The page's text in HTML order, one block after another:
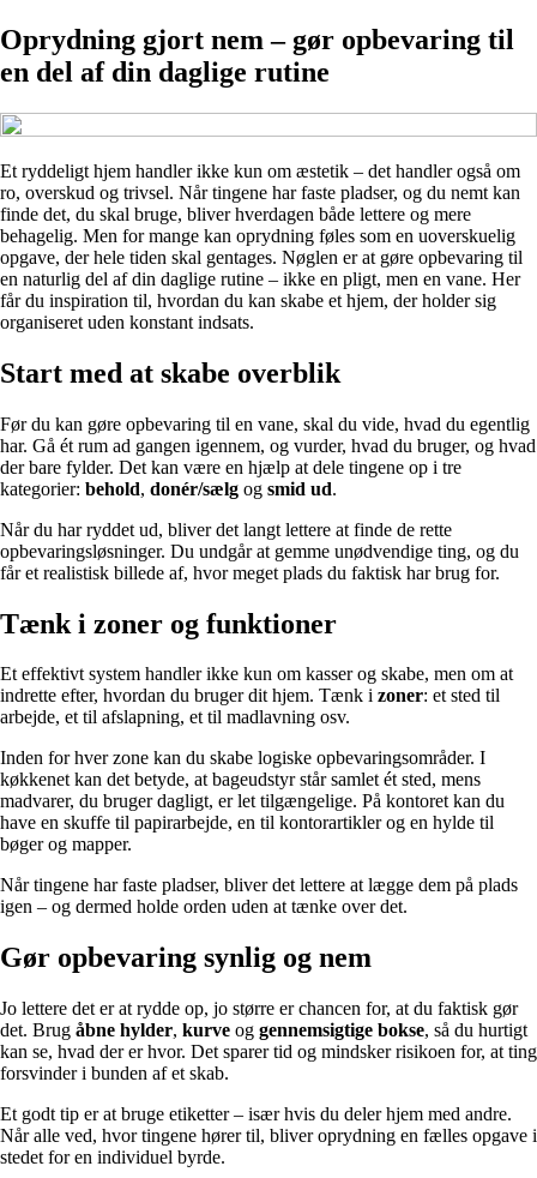
Oprydning gjort nem – gør opbevaring til
en del af din daglige rutine
Et ryddeligt hjem handler ikke kun om æstetik – det handler også om
ro, overskud og trivsel. Når tingene har faste pladser, og du nemt kan
finde det, du skal bruge, bliver hverdagen både lettere og mere
behagelig. Men for mange kan oprydning føles som en uoverskuelig
opgave, der hele tiden skal gentages. Nøglen er at gøre opbevaring til
en naturlig del af din daglige rutine – ikke en pligt, men en vane. Her
får du inspiration til, hvordan du kan skabe et hjem, der holder sig
organiseret uden konstant indsats.
Start med at skabe overblik
Før du kan gøre opbevaring til en vane, skal du vide, hvad du egentlig
har. Gå ét rum ad gangen igennem, og vurder, hvad du bruger, og hvad
der bare fylder. Det kan være en hjælp at dele tingene op i tre
kategorier: behold, donér/sælg og smid ud.
Når du har ryddet ud, bliver det langt lettere at finde de rette
opbevaringsløsninger. Du undgår at gemme unødvendige ting, og du
får et realistisk billede af, hvor meget plads du faktisk har brug for.
Tænk i zoner og funktioner
Et effektivt system handler ikke kun om kasser og skabe, men om at
indrette efter, hvordan du bruger dit hjem. Tænk i zoner: et sted til
arbejde, et til afslapning, et til madlavning osv.
Inden for hver zone kan du skabe logiske opbevaringsområder. I
køkkenet kan det betyde, at bageudstyr står samlet ét sted, mens
madvarer, du bruger dagligt, er let tilgængelige. På kontoret kan du
have en skuffe til papirarbejde, en til kontorartikler og en hylde til
bøger og mapper.
Når tingene har faste pladser, bliver det lettere at lægge dem på plads
igen – og dermed holde orden uden at tænke over det.
Gør opbevaring synlig og nem
Jo lettere det er at rydde op, jo større er chancen for, at du faktisk gør
det. Brug åbne hylder, kurve og gennemsigtige bokse, så du hurtigt
kan se, hvad der er hvor. Det sparer tid og mindsker risikoen for, at ting
forsvinder i bunden af et skab.
Et godt tip er at bruge etiketter – især hvis du deler hjem med andre.
Når alle ved, hvor tingene hører til, bliver oprydning en fælles opgave i
stedet for en individuel byrde.